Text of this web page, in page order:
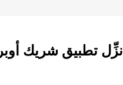
نزِّل تطبيق شريك أوبر